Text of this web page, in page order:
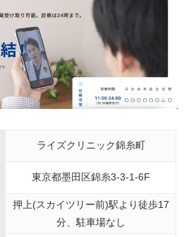
ライズクリニック錦糸町
東京都墨田区錦糸3-3-1-6F
押上(スカイツリー前)駅より徒歩17
分、駐車場なし